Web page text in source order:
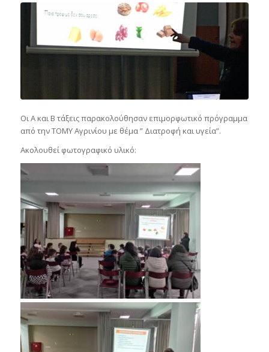
Οι Α και Β τάξεις παρακολούθησαν επιμορφωτικό πρόγραμμα
από την ΤΟΜΥ Αγρινίου με θέμα ” Διατροφή και υγεία”.
Ακολουθεί φωτογραφικό υλικό: